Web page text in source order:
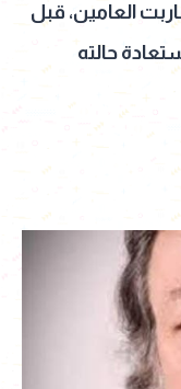
العامين، قبل
حالته